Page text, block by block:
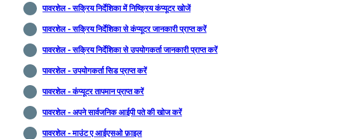
पावरशेल - सक्रिय निर्देशिका में निष्क्रिय कंप्यूटर खोजें
पावरशेल - सक्रिय निर्देशिका से कंप्यूटर जानकारी प्राप्त करें
पावरशेल - सक्रिय निर्देशिका से उपयोगकर्ता जानकारी प्राप्त करें
पावरशेल - उपयोगकर्ता सिड प्राप्त करें
पावरशेल - कंप्यूटर तापमान प्राप्त करें
पावरशेल - अपने सार्वजनिक आईपी पते की खोज करें
पावरशेल - माउंट ए आईएसओ फ़ाइल